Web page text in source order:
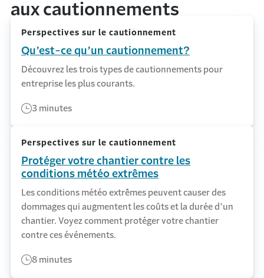
aux cautionnements
Perspectives sur le cautionnement
Qu’est-ce qu’un cautionnement?
Découvrez les trois types de cautionnements pour
entreprise les plus courants.
3 minutes
Perspectives sur le cautionnement
Protéger votre chantier contre les
conditions météo extrêmes
Les conditions météo extrêmes peuvent causer des
dommages qui augmentent les coûts et la durée d’un
chantier. Voyez comment protéger votre chantier
contre ces événements.
8 minutes